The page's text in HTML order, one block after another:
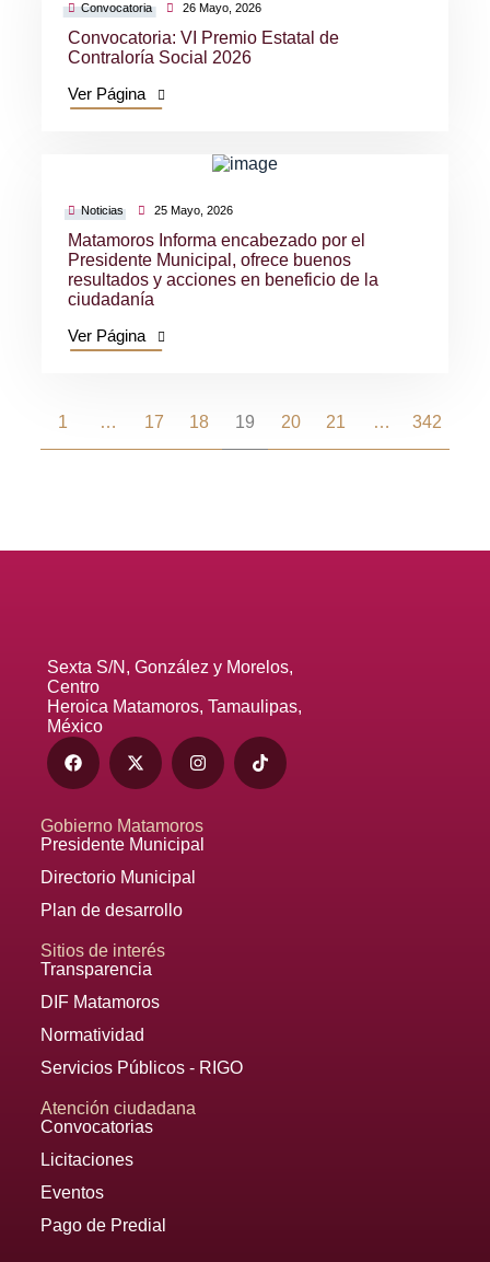
Convocatoria 26 Mayo, 2026
Convocatoria: VI Premio Estatal de
Contraloría Social 2026
Ver Página
Noticias 25 Mayo, 2026
Matamoros Informa encabezado por el
Presidente Municipal, ofrece buenos
resultados y acciones en beneficio de la
ciudadanía
Ver Página
1 … 17 18 19 20 21 … 342
Sexta S/N, González y Morelos,
Centro
Heroica Matamoros, Tamaulipas,
México
Gobierno Matamoros
Presidente Municipal
Directorio Municipal
Plan de desarrollo
Sitios de interés
Transparencia
DIF Matamoros
Normatividad
Servicios Públicos - RIGO
Atención ciudadana
Convocatorias
Licitaciones
Eventos
Pago de Predial